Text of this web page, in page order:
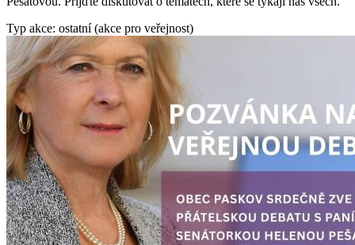
Typ akce: ostatní (akce pro veřejnost)